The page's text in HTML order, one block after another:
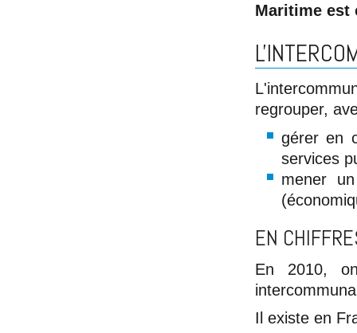
Maritime est
regrouper,
gérer en
services
mener
EN
En 2010,
Il existe en